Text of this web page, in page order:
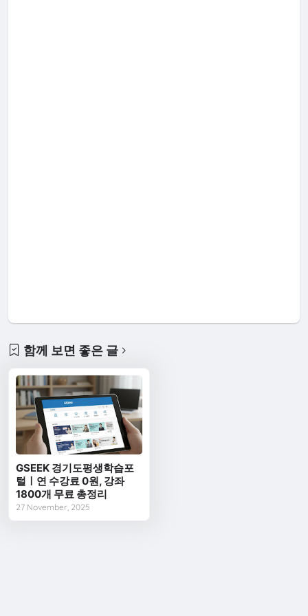
함께 보면 좋은 글
GSEEK 경기도평생학습포
털ㅣ연 수강료 0원, 강좌
1800개 무료 총정리
27 November, 2025